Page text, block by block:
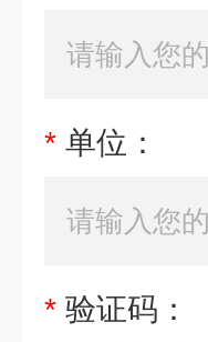
* 单位：
* 验证码：